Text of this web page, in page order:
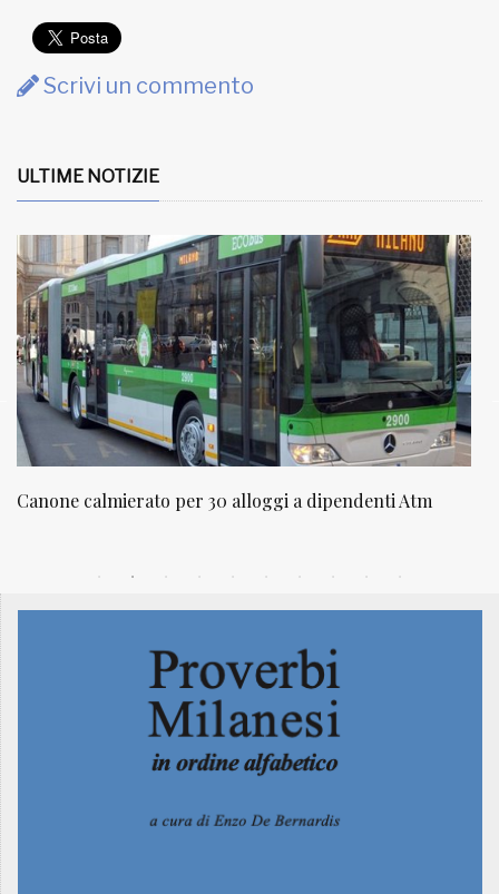
Scrivi un commento
ULTIME NOTIZIE
alloggi a dipendenti Atm NATUROPATIA IN BREVE